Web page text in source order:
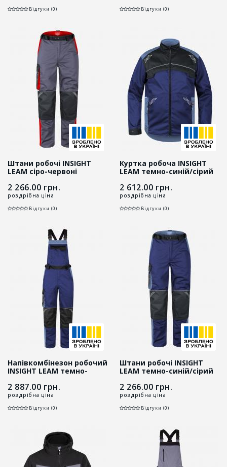
Відгуки (0) Відгуки (0)
Штани робочі INSIGHT
LEAM сіро-червоні
2 266.00 грн.
роздрібна ціна
Відгуки (0)
Куртка робоча INSIGHT
LEAM темно-синій/сірий
2 612.00 грн.
роздрібна ціна
Відгуки (0)
Напівкомбінезон робочий
INSIGHT LEAM темно-
2 887.00 грн.
роздрібна ціна
Відгуки (0)
Штани робочі INSIGHT
LEAM темно-синій/сірий
2 266.00 грн.
роздрібна ціна
Відгуки (0)